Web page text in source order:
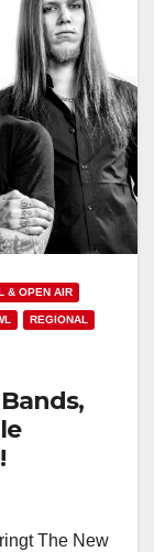
& OPEN AIR
REGIONAL
The New